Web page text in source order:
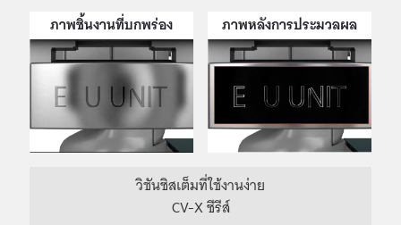
ภาพชิ้นงานที่บกพร่อง ภาพหลังการประมวลผล
วิชันซิสเต็มที่ใช้งานง่าย
CV-X ซีรีส์